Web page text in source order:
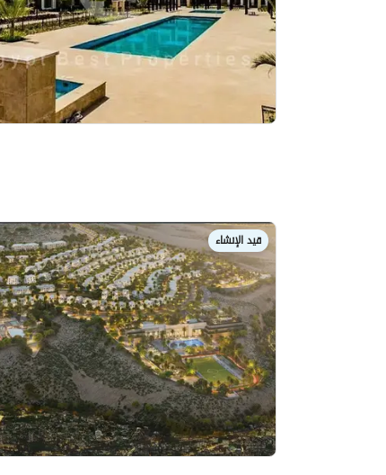
قيد الإنشاء